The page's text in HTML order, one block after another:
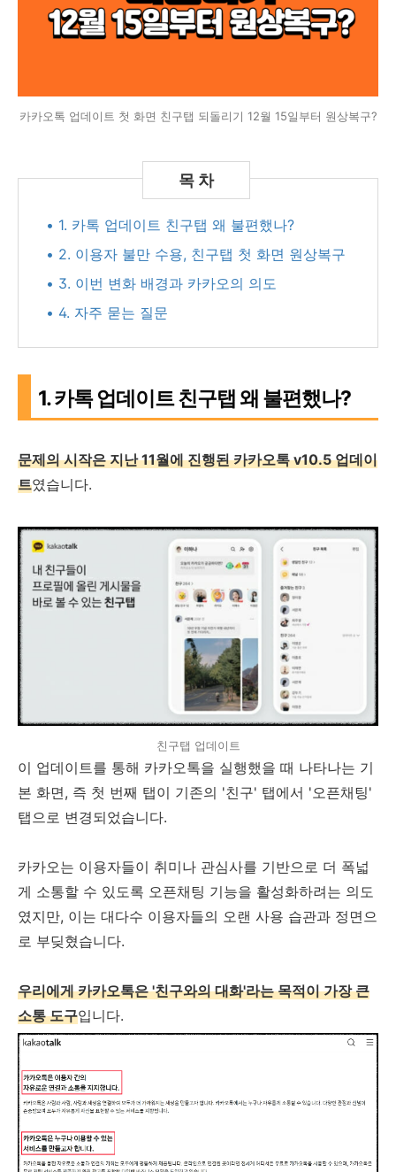
카카오톡 업데이트 첫 화면 친구탭 되돌리기 12월 15일부터 원상복구?
• 1. 카톡 업데이트 친구탭 왜 불편했나?
• 2. 이용자 불만 수용, 친구탭 첫 화면 원상복구
• 3. 이번 변화 배경과 카카오의 의도
• 4. 자주 묻는 질문
1. 카톡 업데이트 친구탭 왜 불편했나?
문제의 시작은 지난 11월에 진행된 카카오톡 v10.5 업데이
트였습니다.
친구탭 업데이트
이 업데이트를 통해 카카오톡을 실행했을 때 나타나는 기
본 화면, 즉 첫 번째 탭이 기존의 '친구' 탭에서 '오픈채팅'
탭으로 변경되었습니다.
카카오는 이용자들이 취미나 관심사를 기반으로 더 폭넓
게 소통할 수 있도록 오픈채팅 기능을 활성화하려는 의도
였지만, 이는 대다수 이용자들의 오랜 사용 습관과 정면으
로 부딪혔습니다.
우리에게 카카오톡은 '친구와의 대화'라는 목적이 가장 큰
소통 도구입니다.